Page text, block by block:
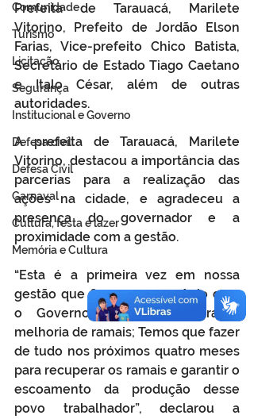
Comunidade
Turismo
Licitação
Segurança
Institucional e Governo
Defesa cívil
Defesa Civil
Carnaval
Cultura, festa e lazer
Memória e Cultura
Prefeita de Tarauacá, Marilete
Vitorino, Prefeito de Jordão Elson
Farias, Vice-prefeito Chico Batista,
Secretário de Estado Tiago Caetano
e Italo César, além de outras
autoridades.
A prefeita de Tarauacá, Marilete
Vitorino, destacou a importância das
parcerias para a realização das
ações na cidade, e agradeceu a
presença do governador e a
proximidade com a gestão.
“Esta é a primeira vez em nossa
gestão que firmamos convênio com
o Governo do Estado para a
melhoria de ramais; Temos que fazer
de tudo nos próximos quatro meses
para recuperar os ramais e garantir o
escoamento da produção desse
povo trabalhador”, declarou a